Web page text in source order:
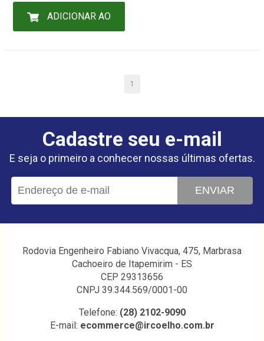
1
Cadastre seu e-mail
E seja o primeiro a conhecer nossas últimas ofertas.
ENVIAR
Rodovia Engenheiro Fabiano Vivacqua, 475, Marbrasa
Cachoeiro de Itapemirim - ES
CEP 29313656
CNPJ 39.344.569/0001-00
Telefone: (28) 2102-9090
E-mail: ecommerce@ircoelho.com.br